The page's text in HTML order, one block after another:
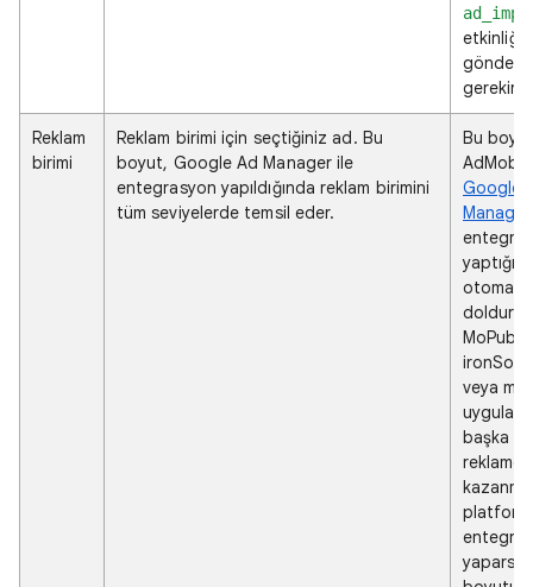
gerekir.
Reklam
birimi
Reklam birimi için seçtiğiniz ad. Bu
boyut, Google Ad Manager ile
entegrasyon yapıldığında reklam birimini
tüm seviyelerde temsil eder.
Bu
AdMob
Google
Manager
MoPub,
veya
başka
kazanma